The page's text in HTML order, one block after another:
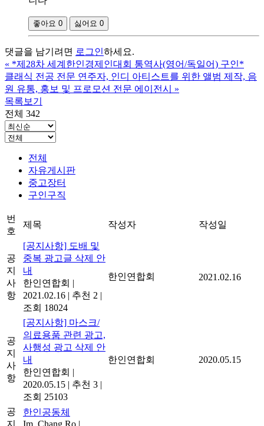
좋아요 0 싫어요 0
댓글을 남기려면 로그인하세요.
« *제28차 세계한인경제인대회 통역사(영어/독일어) 구인*
클래식 전공 전문 연주자, 인디 아티스트를 위한 앨범 제작, 음
원 유통, 홍보 및 프로모션 전문 에이전시
»
목록보기
전체 342
전체
자유게시판
중고장터
구인구직
번
호
제목 작성자 작성일
공
지
사
항
[공지사항] 도배 및
중복 광고글 삭제 안
내
한인연합회 |
2021.02.16 | 추천 2 |
조회 18024
한인연합회 2021.02.16
공
지
사
항
[공지사항] 마스크/
의료용품 관련 광고,
사행성 광고 삭제 안
내
한인연합회 |
2020.05.15 | 추천 3 |
조회 25103
한인연합회 2020.05.15
공
한인공동체